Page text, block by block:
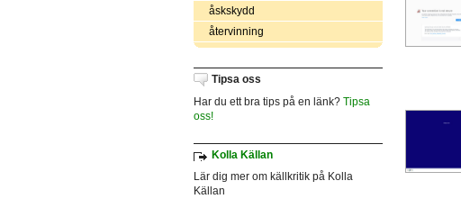
åskskydd
återvinning
Tipsa oss
Har du ett bra tips på en länk? Tipsa
oss!
Kolla Källan
Lär dig mer om källkritik på Kolla
Källan